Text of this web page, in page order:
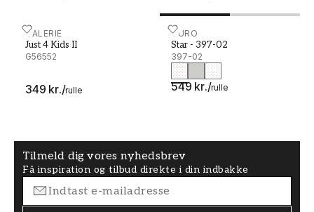
GALERIE
Just 4 Kids II
G56552
349 kr./rulle
Just 4 Kids II - G56552 DURO
Star - 397-02
397-02
549 kr./rulle
Star - 397-02
Tilmeld dig vores nyhedsbrev
Få inspiration og tilbud direkte i din indbakke